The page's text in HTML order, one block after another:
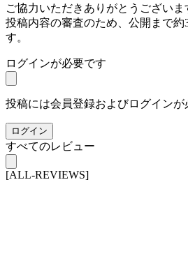
ご協力いただきありがとうございま
投稿内容の審査のため、公開まで約
す。
ログインが必要です
投稿には会員登録およびログインが
ログイン
すべてのレビュー
[ALL-REVIEWS]